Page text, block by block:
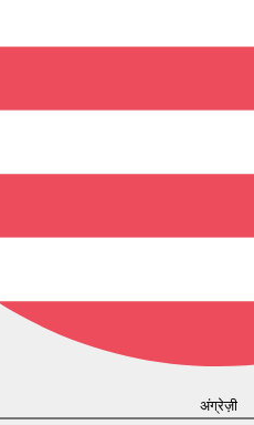
अंग्रेज़ी